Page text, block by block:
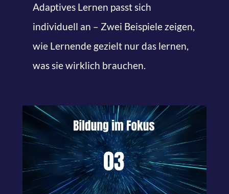
Adaptives Lernen passt sich
individuell an – Zwei Beispiele zeigen,
wie Lernende gezielt nur das lernen,
was sie wirklich brauchen.